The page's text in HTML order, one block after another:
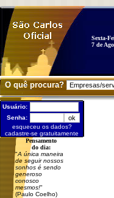
Sexta-
7 de
O quê procura?
Usuário:
Senha:
esqueceu os dados?
cadastre-se gratuitamente
Pensamento
do dia:
"A única maneira
de seguir nossos
sonhos é sendo
generoso
conosco
mesmos!"
(Paulo Coelho)